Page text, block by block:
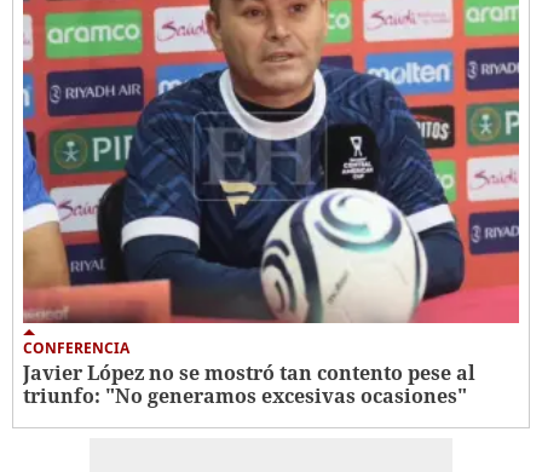
CONFERENCIA
Javier López no se mostró tan contento pese al
triunfo: "No generamos excesivas ocasiones"